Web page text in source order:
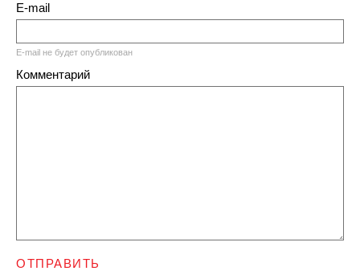
E-mail
E-mail не будет опубликован
Комментарий
ОТПРАВИТЬ